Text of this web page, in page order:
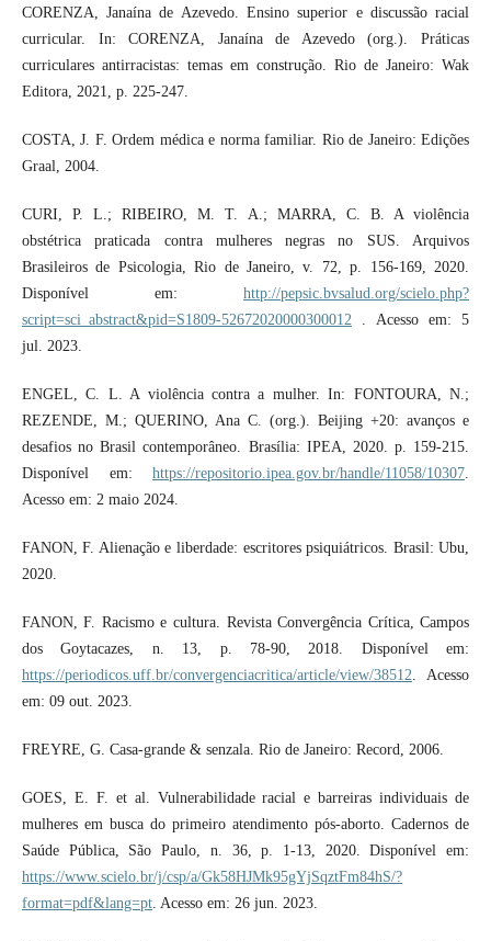
CORENZA, Janaína de Azevedo. Ensino superior e discussão racial
curricular. In: CORENZA, Janaína de Azevedo (org.). Práticas
curriculares antirracistas: temas em construção. Rio de Janeiro: Wak
Editora, 2021, p. 225-247.
COSTA, J. F. Ordem médica e norma familiar. Rio de Janeiro: Edições
Graal, 2004.
CURI, P. L.; RIBEIRO, M. T. A.; MARRA, C. B. A violência
obstétrica praticada contra mulheres negras no SUS. Arquivos
Brasileiros de Psicologia, Rio de Janeiro, v. 72, p. 156-169, 2020.
Disponível em:http://pepsic.bvsalud.org/scielo.php?
script=sci_abstract&pid=S1809-52672020000300012 . Acesso em: 5
jul. 2023.
ENGEL, C. L. A violência contra a mulher. In: FONTOURA, N.;
REZENDE, M.; QUERINO, Ana C. (org.). Beijing +20: avanços e
desafios no Brasil contemporâneo. Brasília: IPEA, 2020. p. 159-215.
Disponível em:https://repositorio.ipea.gov.br/handle/11058/10307
Acesso em: 2 maio 2024.
FANON, F. Alienação e liberdade: escritores psiquiátricos. Brasil: Ubu,
2020.
FANON, F. Racismo e cultura. Revista Convergência Crítica, Campos
dos Goytacazes, n. 13, p. 78-90, 2018. Disponível em:
https://periodicos.uff.br/convergenciacritica/article/view/38512 . Acesso
em: 09 out. 2023.
FREYRE, G. Casa-grande & senzala. Rio de Janeiro: Record, 2006.
GOES, E. F. et al. Vulnerabilidade racial e barreiras individuais de
mulheres em busca do primeiro atendimento pós-aborto. Cadernos de
Saúde Pública, São Paulo, n. 36, p. 1-13, 2020. Disponível em:
https://www.scielo.br/j/csp/a/Gk58HJMk95gYjSqztFm84hS/?
format=pdf&lang=pt. Acesso em: 26 jun. 2023.